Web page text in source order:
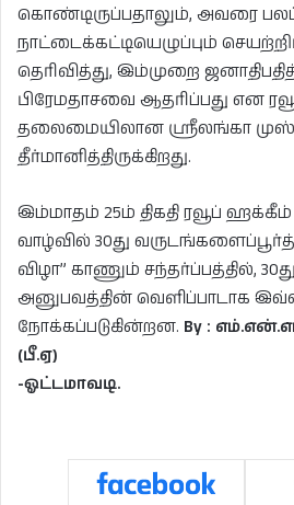
கொண்டிருப்பதாலும், அவரை
நாட்டைக்கட்டியெழுப்பும்
தெரிவித்து, இம்முறை
பிரேமதாசவை ஆதரிப்பது என
தலைமையிலான ஸ்ரீலங்கா
தீர்மானித்திருக்கிறது.
இம்மாதம் 25ம் திகதி ரவூப்
வாழ்வில் 30து
விழா” காணும் சந்தர்ப்பத்தில்,
அனுபவத்தின் வெளிப்பாடாக
நோக்கப்படுகின்றன. By :
(பீ.ஏ)
-ஓட்டமாவடி.